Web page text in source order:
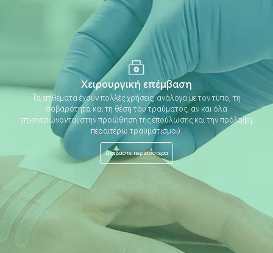
Χειρουργική επέμβαση
Τα επιθέματα έχουν πολλές χρήσεις, ανάλογα με τον τύπο, τη
σοβαρότητα και τη θέση του τραύματος, αν και όλα
επικεντρώνονται στην προώθηση της επούλωσης και την πρόληψη
περαιτέρω τραυματισμού.
Διαβάστε περισσότερα